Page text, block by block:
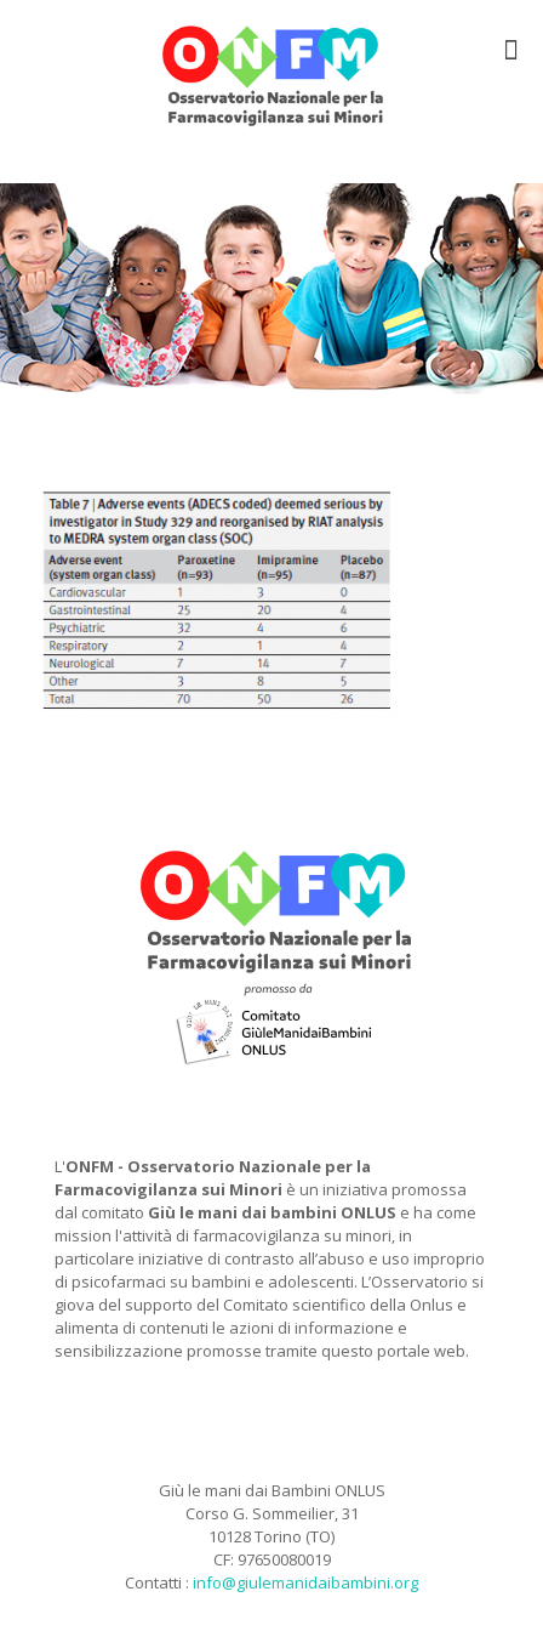
L'ONFM - Osservatorio Nazionale per la
Farmacovigilanza sui Minori è un iniziativa promossa
dal comitato Giù le mani dai bambini ONLUS e ha come
mission l'attività di farmacovigilanza su minori, in
particolare iniziative di contrasto all’abuso e uso improprio
di psicofarmaci su bambini e adolescenti. L’Osservatorio si
giova del supporto del Comitato scientifico della Onlus e
alimenta di contenuti le azioni di informazione e
sensibilizzazione promosse tramite questo portale web.
Giù le mani dai Bambini ONLUS
Corso G. Sommeilier, 31
10128 Torino (TO)
CF: 97650080019
Contatti : info@giulemanidaibambini.org